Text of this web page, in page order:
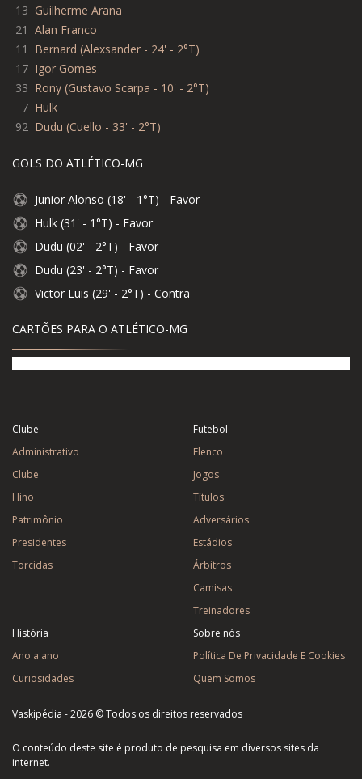
13 Guilherme Arana
21 Alan Franco
11
Bernard (Alexsander - 24' - 2°T)
17 Igor Gomes
33 Rony (Gustavo Scarpa - 10' - 2°T)
7 Hulk
92 Dudu (Cuello - 33' - 2°T)
GOLS DO ATLÉTICO-MG
Junior Alonso (18' - 1°T) - Favor
Hulk (31' - 1°T) - Favor
Dudu (02' - 2°T) - Favor
Dudu (23' - 2°T) - Favor
Victor Luis (29' - 2°T) - Contra
CARTÕES PARA O ATLÉTICO-MG
Clube
Administrativo
Clube
Hino
Patrimônio
Presidentes
Torcidas
Futebol
Elenco
Jogos
Títulos
Adversários
Estádios
Árbitros
Camisas
Treinadores
História
Ano a ano
Curiosidades
Sobre nós
Política De Privacidade E Cookies
Quem Somos
Vaskipédia - 2026 © Todos os direitos reservados
O conteúdo deste site é produto de pesquisa em diversos sites da
internet.